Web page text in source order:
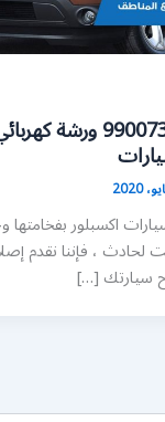
كراج اكسبلور 99007366
اكسبلور بفخامتها
لحادث ، فإننا نقدم
سيارتك […]